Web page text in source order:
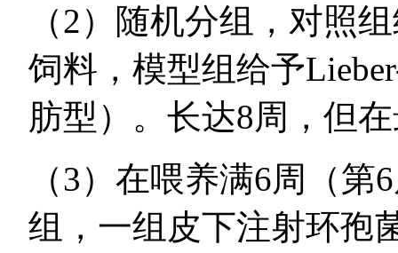
（2）随机分组，对照
饲料，模型组给予
肪型）。长达8周，但
（3）在喂养满6周（
组，一组皮下注射环孢